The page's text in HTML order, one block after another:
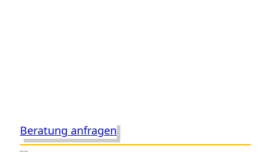
Beratung anfragen